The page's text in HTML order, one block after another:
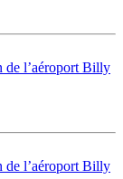
de l’aéroport Billy
de l’aéroport Billy